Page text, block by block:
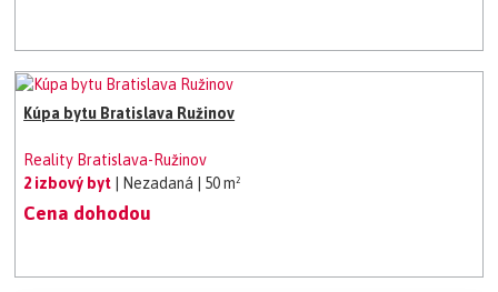
Kúpa bytu Bratislava Ružinov
Reality Bratislava-Ružinov
2 izbový byt
| Nezadaná | 50 m²
Cena dohodou